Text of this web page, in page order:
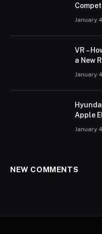
January
VR –
a New
January
Apple
January
NEW COMMENTS